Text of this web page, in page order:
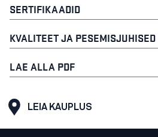
SERTIFIKAADID
KVALITEET JA PESEMISJUHISED
LAE ALLA PDF
LEIA KAUPLUS